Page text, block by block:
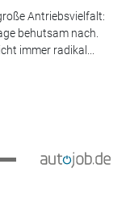
Antriebsvielfalt:
behutsam nach.
immer radikal...